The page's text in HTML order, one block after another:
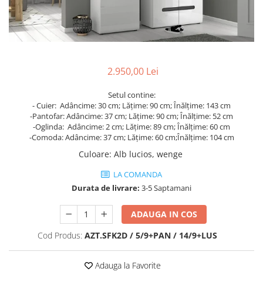
Oferte speciale
Banchete
Sezlong living
2.950,00 Lei
Setul contine:
- Cuier: Adâncime:30 cm; Lățime:90 cm;Înălțime: 143 cm
-Pantofar:Adâncime:37 cm; Lățime:90 cm;Înălțime: 52 cm
-Oglinda: Adâncime:2 cm; Lățime:89 cm;Înălțime:60 cm
-Comoda:Adâncime:37 cm; Lățime:60 cm;Înălțime: 104 cm
Culoare: Alb lucios, wenge
LA COMANDA
Durata de livrare: 3-5 Saptamani
ADAUGA IN COS
Cod Produs: AZT.SFK2D / 5/9+PAN / 14/9+LUS
Adauga la Favorite